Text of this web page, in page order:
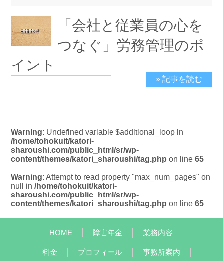
「会社と従業員の心を
つなぐ」労務管理のポ
イント
2025/10/21
» 記事を読む
Warning: Undefined variable $additional_loop in
/home/tohokuit/katori-
sharoushi.com/public_html/sr/wp-
content/themes/katori_sharoushi/tag.php on line65
Warning: Attempt to read property "max_num_pages" on
null in/home/tohokuit/katori-
sharoushi.com/public_html/sr/wp-
content/themes/katori_sharoushi/tag.php on line65
HOME 障害年金 業務内容
料金 プロフィール 事務所案内